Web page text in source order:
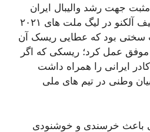
جهت رشد والیبال ایران
بود. پاک کردن نتایج ضعیف آلکنو در لیگ ملت های ۲۰۲۱
سختی بود که عطایی ریسک آن
موفق عمل کرد؛ ریسکی که اگر
ایرانی را همراه داشت
وطنی در تیم های ملی
باعث خرسندی و خوشنودی